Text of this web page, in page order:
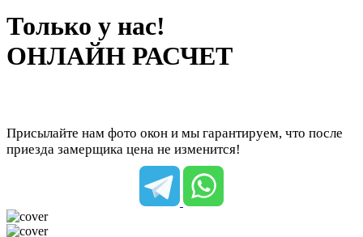
Только у нас!
ОНЛАЙН РАСЧЕТ
Присылайте нам фото окон и мы гарантируем, что после
приезда замерщика цена не изменится!